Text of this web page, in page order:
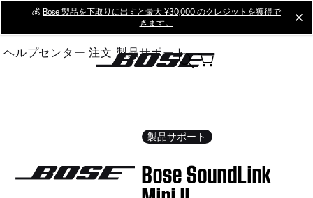
Main
💰 Bose 製品を下取りに出すと最大 ¥30,000 のクレジットを獲得で
きます。
ヘルプセンター 注文 製品サポート
製品サポート
Bose SoundLink